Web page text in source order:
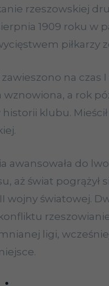
rzeszowskiej
1909 roku w
piłkarzy
zawieszono na czas
wznowiona, a rok
klubu. Mieścił
awansowała do
aż świat pogrążył
wojny światowej.
ligi,